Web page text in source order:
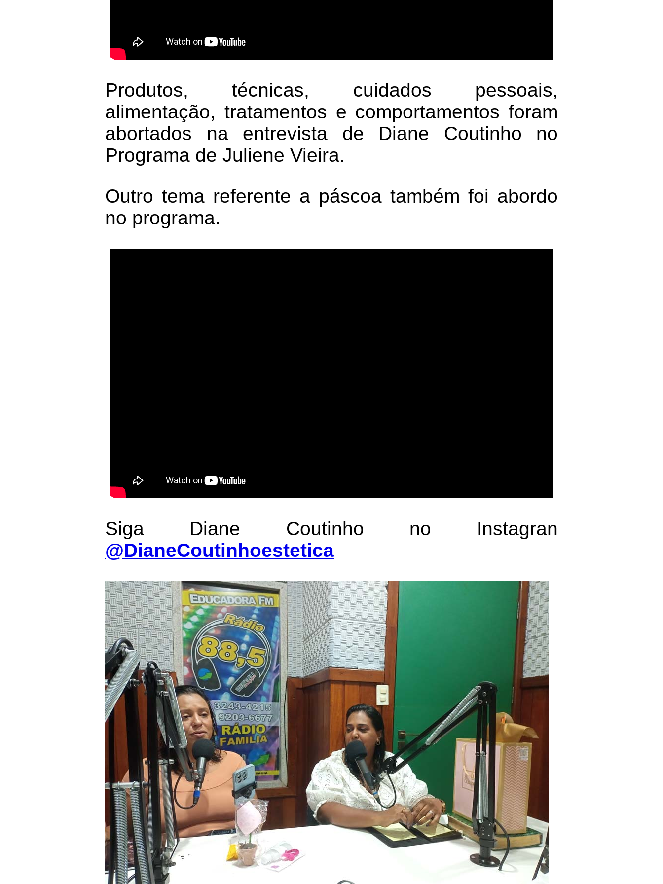
Produtos, técnicas, cuidados pessoais,
alimentação, tratamentos e comportamentos foram
abortados na entrevista de Diane Coutinho no
Programa de Juliene Vieira.
Outro tema referente a páscoa também foi abordo
no programa.
Siga Diane Coutinho no Instagran
@DianeCoutinhoestetica